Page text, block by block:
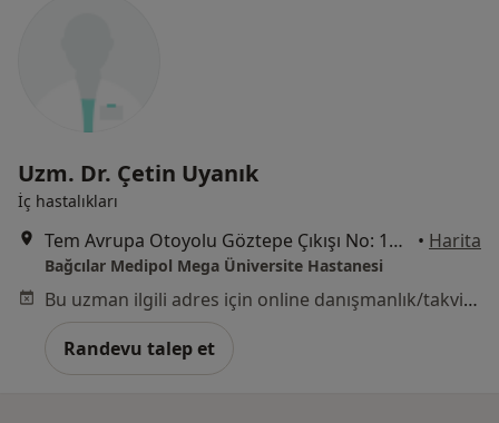
Uzm. Dr. Çetin Uyanık
İç hastalıkları
Tem Avrupa Otoyolu Göztepe Çıkışı No: 1Bağcılar, İstanbul • Harita
Bağcılar Medipol Mega Üniversite Hastanesi
Bu uzman ilgili adres için online danışmanlık/takvim sunmuyor.
Randevu talep et